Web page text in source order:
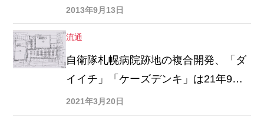
５％、 上半期売上げは「１００割
れ」
2013年9月13日
流通
自衛隊札幌病院跡地の複合開発、「ダ
イイチ」「ケーズデンキ」は21年9月
開業予定
2021年3月20日